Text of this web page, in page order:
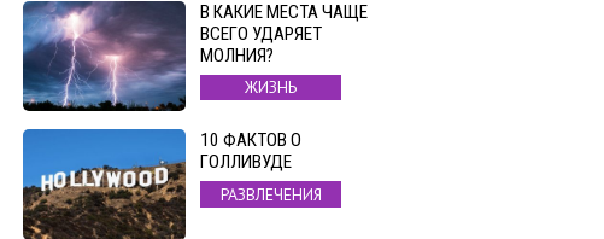
В КАКИЕ МЕСТА ЧАЩЕ
ВСЕГО УДАРЯЕТ
МОЛНИЯ?
ЖИЗНЬ
10 ФАКТОВ О
ГОЛЛИВУДЕ
РАЗВЛЕЧЕНИЯ